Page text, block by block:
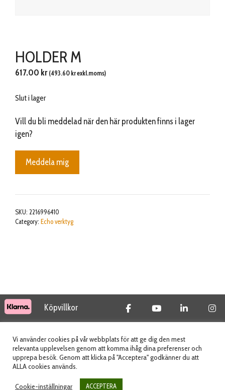
HOLDER M
617.00 kr (493.60 krexkl.moms)
Slut i lager
Vill du bli meddelad när den här produkten finns i lager
igen?
Meddela mig
SKU: 2216996410
Category: Echo verktyg
Köpvillkor
© 2026 Tidab AB - All Rights Reserved
Vi använder cookies på vår webbplats för att ge dig den mest
relevanta upplevelsen genom att komma ihåg dina preferenser och
upprepa besök. Genom att klicka på "Acceptera" godkänner du att
ALLA cookies används.
Cookie-inställningar ACCEPTERA